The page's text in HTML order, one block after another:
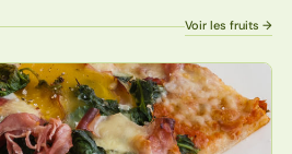
Voir les fruits →